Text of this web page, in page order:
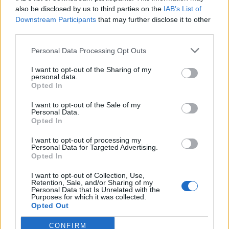
also be disclosed by us to third parties on the IAB’s List of
Downstream Participants that may further disclose it to other
Personal Data Processing Opt Outs
I want to opt-out of the Sharing of my
personal data.
Opted In
I want to opt-out of the Sale of my
Personal Data.
Opted In
I want to opt-out of processing my
Personal Data for Targeted Advertising.
Opted In
I want to opt-out of Collection, Use,
Retention, Sale, and/or Sharing of my
Personal Data that Is Unrelated with the
Purposes for which it was collected.
Opted Out
CONFIRM